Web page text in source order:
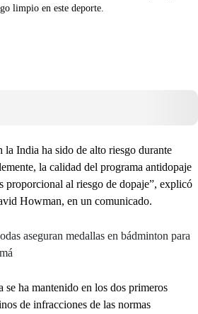
limpio en este deporte.
la India ha sido de alto riesgo durante
la calidad del programa antidopaje
proporcional al riesgo de dopaje”, explicó
Howman, en un comunicado.
aseguran medallas en bádminton para
ha mantenido en los dos primeros
de infracciones de las normas